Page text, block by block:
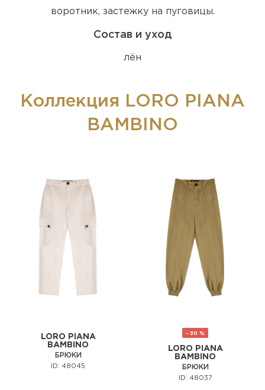
воротник, застежку на пуговицы.
Состав и уход
лён
Коллекция LORO PIANA
BAMBINO
LORO PIANA
BAMBINO
БРЮКИ
ID: 48045
- 30 %
LORO PIANA
BAMBINO
БРЮКИ
ID: 48037